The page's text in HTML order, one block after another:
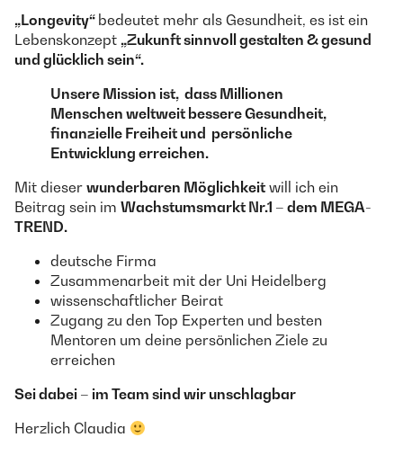
„Longevity“ bedeutet mehr als Gesundheit, es ist ein
Lebenskonzept „Zukunft sinnvoll gestalten & gesund
und glücklich sein“.
Unsere Mission ist, dass Millionen
Menschen weltweit bessere Gesundheit,
finanzielle Freiheit und persönliche
Entwicklung erreichen.
Mit dieser wunderbaren Möglichkeit will ich ein
Beitrag sein im Wachstumsmarkt Nr.1 – dem MEGA-
TREND.
deutsche Firma
Zusammenarbeit mit der Uni Heidelberg
wissenschaftlicher Beirat
Zugang zu den Top Experten und besten
Mentoren um deine persönlichen Ziele zu
erreichen
Sei dabei – im Team sind wir unschlagbar
Herzlich Claudia